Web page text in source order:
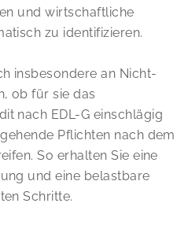
und wirtschaftliche
zu identifizieren.
insbesondere an Nicht-
ob für sie das
nach EDL-G einschlägig
Pflichten nach dem
So erhalten Sie eine
und eine belastbare
Schritte.